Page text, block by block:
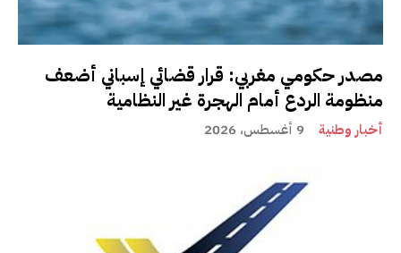
مصدر حكومي مغربي: قرار قضائي إسباني أضعف
منظومة الردع أمام الهجرة غير النظامية
أخبار وطنية 9 أغسطس، 2026